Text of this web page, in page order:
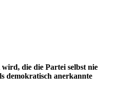
die die Partei selbst nie
demokratisch anerkannte